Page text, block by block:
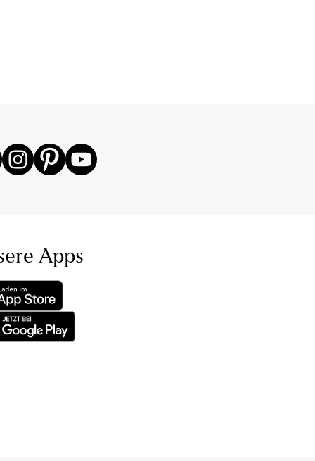
Apps